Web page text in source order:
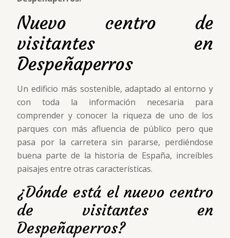
Nuevo centro de
visitantes en
Despeñaperros
Un edificio más sostenible, adaptado al entorno y
con toda la información necesaria para
comprender y conocer la riqueza de uno de los
parques con más afluencia de público pero que
pasa por la carretera sin pararse, perdiéndose
buena parte de la historia de España, increíbles
paisajes entre otras características.
¿Dónde está el nuevo centro
de visitantes en
Despeñaperros?